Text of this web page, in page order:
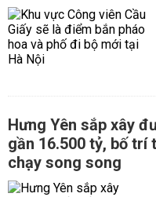
Hưng Yên sắp xây
gần 16.500 tỷ, bố
chạy song song